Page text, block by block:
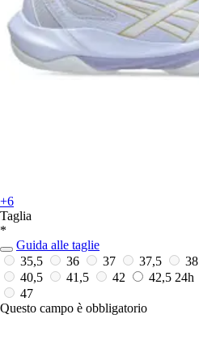
+6
Taglia
*
Guida alle taglie
35,5
36 37 37,5 38
40,5
41,5 42 42,5 24h
47
Questo campo è obbligatorio